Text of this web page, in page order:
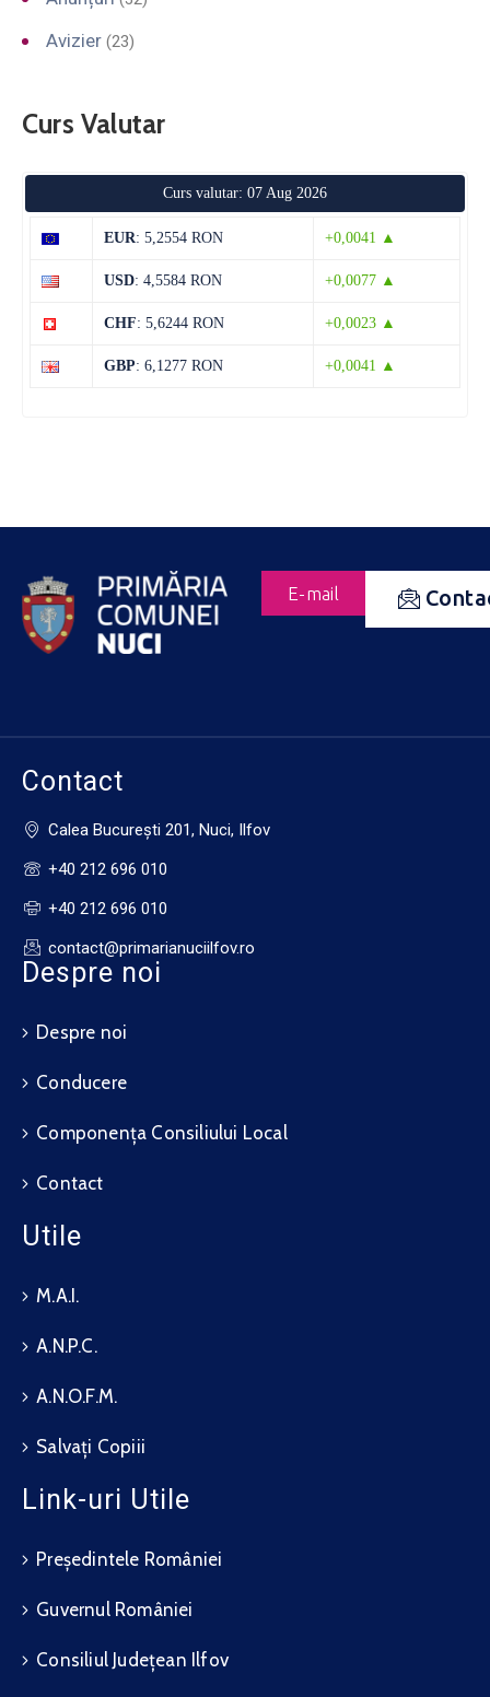
Avizier (23)
Curs Valutar
Curs valutar: 07 Aug 2026
EUR: 5,2554 RON +0,0041 ▲
USD: 4,5584 RON +0,0077 ▲
CHF: 5,6244 RON +0,0023 ▲
GBP: 6,1277 RON +0,0041 ▲
E-mail
Contact
Calea Bucureşti 201, Nuci, Ilfov
+40 212 696 010
+40 212 696 010
contact@primarianuciilfov.ro
Despre noi
Despre noi
Conducere
Componența Consiliului Local
Contact
Utile
M.A.I.
A.N.P.C.
A.N.O.F.M.
Salvați Copiii
Link-uri Utile
Președintele României
Guvernul României
Consiliul Județean Ilfov